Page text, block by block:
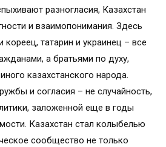
разногласия, Казахстан
и взаимопонимания. Здесь
кореец, татарин и украинец – все
а братьями по духу,
казахстанского народа.
и согласия – не случайность,
заложенной еще в годы
Казахстан стал колыбелью
сообщество не только